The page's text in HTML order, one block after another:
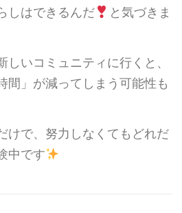
しはできるんだ
と気づきま
いコミュニティに行くと、
間」が減ってしまう可能性も
けで、努力しなくてもどれだ
中です